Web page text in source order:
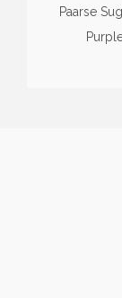
Paarse